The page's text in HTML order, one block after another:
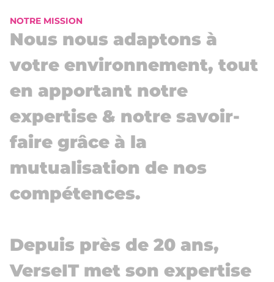
NOTRE MISSION
Nous nous adaptons à
votre environnement, tout
en apportant notre
expertise & notre savoir-
faire grâce à la
mutualisation de nos
compétences.
Depuis près de 20 ans,
VerseIT met son expertise